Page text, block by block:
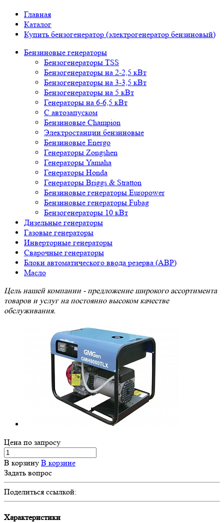
Главная
Каталог
Купить бензогенератор (электрогенератор бензиновый)
Бензиновые генераторы
Бензогенераторы TSS
Бензогенераторы на 2-2,5 кВт
Бензогенераторы на 3-3,5 кВт
Бензогенераторы на 5 кВт
Генераторы на 6-6,5 кВт
С автозапуском
Бензиновые Champion
Электростанции бензиновые
Бензиновые Energo
Генераторы Zongshen
Генераторы Yamaha
Генераторы Honda
Генераторы Briggs & Stratton
Бензиновые генераторы Europower
Бензиновые генераторы Fubag
Бензогенераторы 10 кВт
Дизельные генераторы
Газовые генераторы
Инверторные генераторы
Сварочные генераторы
Блоки автоматического ввода резерва (АВР)
Масло
Цель нашей компании - предложение широкого ассортимента
товаров и услуг на постоянно высоком качестве
обслуживания.
Цена по запросу
В корзину В корзине
Задать вопрос
Поделиться ссылкой:
Характеристики